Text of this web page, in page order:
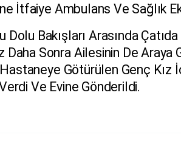
İtfaiye Ambulans Ve Sağlık
Dolu Bakışları Arasında
Daha Sonra Ailesinin De Araya
Götürülen Genç Kız
Ve Evine Gönderildi.